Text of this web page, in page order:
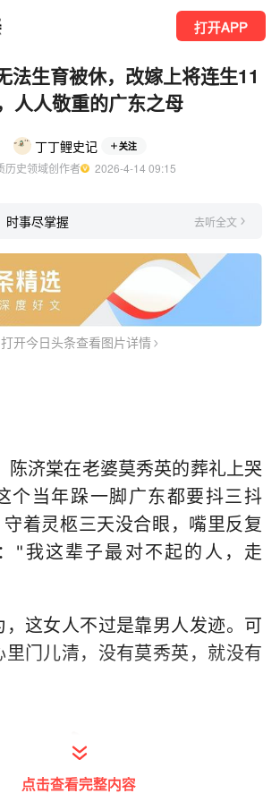
打开APP
法生育被休，改嫁上将连生11
人人敬重的广东之母
丁丁鲤史记 关注
历史领域创作者
  2026-4-14 09:15
时事尽掌握 去听全文
打开今日头条查看图片详情
陈济棠在老婆莫秀英的葬礼上哭
个当年跺一脚广东都要抖三抖
着灵柩三天没合眼，嘴里反复
"我这辈子最对不起的人，走
，这女人不过是靠男人发迹。可
里门儿清，没有莫秀英，就没有
点击查看完整内容